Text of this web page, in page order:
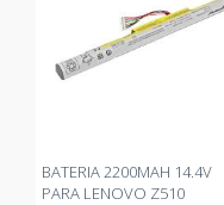
BATERIA 2200MAH 14.4V
PARA LENOVO Z510